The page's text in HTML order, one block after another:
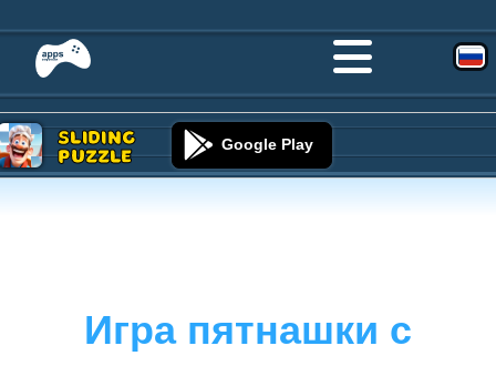
Sliding
Puzzle Google Play
Игра пятнашки с